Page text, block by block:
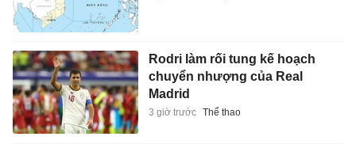
Rodri làm rối tung kế hoạch
chuyển nhượng của Real
Madrid
3 giờ trước Thể thao